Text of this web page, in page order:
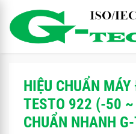
HIỆU CHUẨN
TESTO 922 (-50
CHUẨN NHANH